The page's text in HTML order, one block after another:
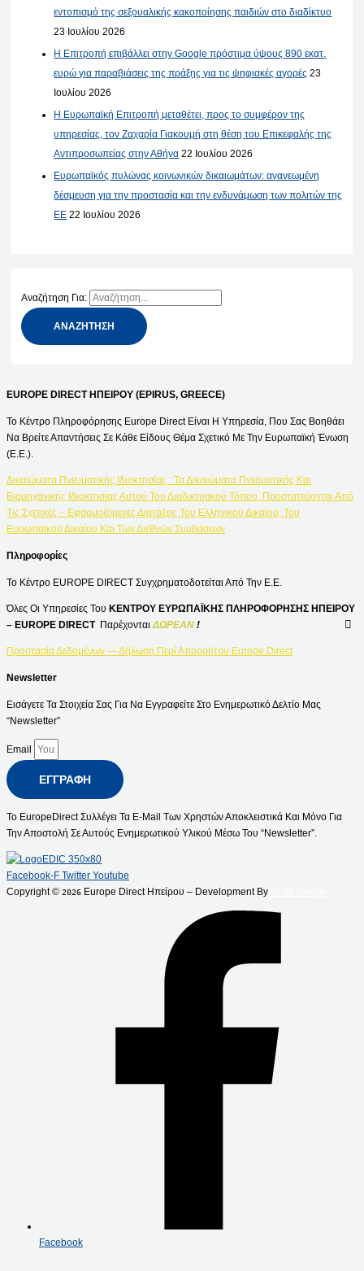
εντοπισμό της σεξουαλικής κακοποίησης παιδιών στο διαδίκτυο
23 Ιουλίου 2026
Η Επιτροπή επιβάλλει στην Google πρόστιμα ύψους 890 εκατ.
ευρώ για παραβιάσεις της πράξης για τις ψηφιακές αγορές 23
Ιουλίου 2026
Η Ευρωπαϊκή Επιτροπή μεταθέτει, προς το συμφέρον της
υπηρεσίας, τον Ζαχαρία Γιακουμή στη θέση του Επικεφαλής της
Αντιπροσωπείας στην Αθήνα 22 Ιουλίου 2026
Ευρωπαϊκός πυλώνας κοινωνικών δικαιωμάτων: ανανεωμένη
δέσμευση για την προστασία και την ενδυνάμωση των πολιτών της
ΕΕ 22 Ιουλίου 2026
Αναζήτηση Για:
EUROPE DIRECT ΗΠΕΙΡΟΥ (EPIRUS, GREECE)
Το Κέντρο Πληροφόρησης Europe Direct Είναι Η Υπηρεσία, Που Σας Βοηθάει
Να Βρείτε Απαντήσεις Σε Κάθε Είδους Θέμα Σχετικό Με Την Ευρωπαϊκή Ένωση
(Ε.Ε.).
Δικαιώματα Πνευματικής Ιδιοκτησίας : Τα Δικαιώματα Πνευματικής Και
Βιομηχανικής Ιδιοκτησίας Αυτού Του Διαδικτυακού Τόπου, Προστατεύονται Από
Τις Σχετικές – Εφαρμοζόμενες Διατάξεις Του Ελληνικού Δικαίου, Του
Ευρωπαϊκού Δικαίου Και Των Διεθνών Συμβάσεων
Πληροφορίες
Το Κέντρο EUROPE DIRECT Συγχρηματοδοτείται Από Την Ε.Ε.
Όλες Οι Υπηρεσίες Του ΚΕΝΤΡΟΥ ΕΥΡΩΠΑΪΚΗΣ ΠΛΗΡΟΦΟΡΗΣΗΣ ΗΠΕΙΡΟΥ
– EUROPE DIRECT Παρέχονται ΔΩΡΕΑΝ !
Προστασία Δεδομένων — Δήλωση Περί Απορρήτου Europe Direct
Newsletter
Εισάγετε Τα Στοιχεία Σας Για Να Εγγραφείτε Στο Ενημερωτικό Δελτίο Μας
“Newsletter”
Email
ΕΓΓΡΑΦΉ
Το EuropeDirect Συλλέγει Τα E-Mail Των Χρηστών Αποκλειστικά Και Μόνο Για
Την Αποστολή Σε Αυτούς Ενημερωτικού Υλικού Μέσω Του “Newsletter”.
Facebook-F Twitter Youtube
Copyright © 2026 Europe Direct Ηπείρου – Development By
Facebook